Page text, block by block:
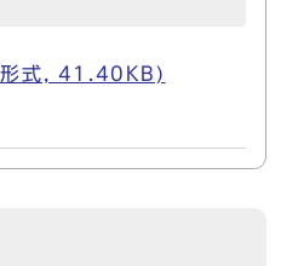
形式, 41.40KB)